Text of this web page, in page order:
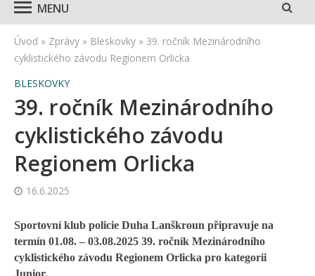
MENU
Úvod » Zprávy » Bleskovky » 39. ročník Mezinárodního
cyklistického závodu Regionem Orlicka
BLESKOVKY
39. ročník Mezinárodního
cyklistického závodu
Regionem Orlicka
16.6.2025
Sportovní klub policie Duha Lanškroun připravuje na
termín 01.08. – 03.08.2025 39. ročník Mezinárodního
cyklistického závodu Regionem Orlicka pro kategorii